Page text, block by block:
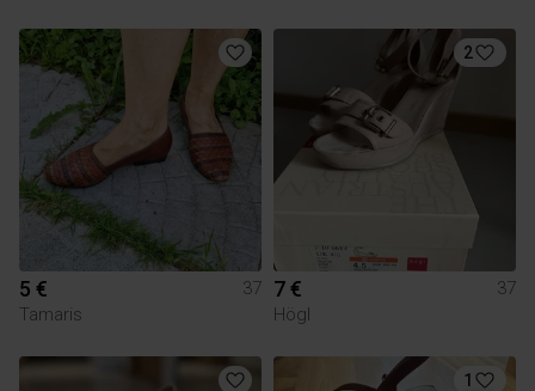
5 €
37
Tamaris
2
7 €
37
Högl
1